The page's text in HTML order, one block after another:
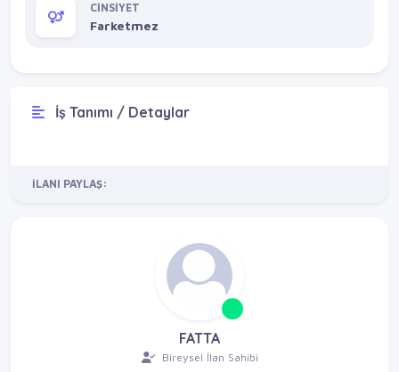
CİNSİYET
Farketmez
İş Tanımı / Detaylar
İLANI PAYLAŞ:
FATTA
Bireysel İlan Sahibi